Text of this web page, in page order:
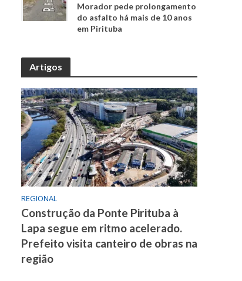
Morador pede prolongamento
do asfalto há mais de 10 anos
em Pirituba
Artigos
REGIONAL
Construção da Ponte Pirituba à
Lapa segue em ritmo acelerado.
Prefeito visita canteiro de obras na
região